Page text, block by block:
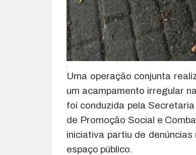
Uma operação conjunta
um acampamento irregular
foi conduzida pela
de Promoção Social e
iniciativa partiu de
espaço público.